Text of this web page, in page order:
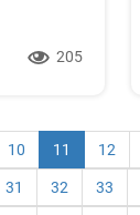
205
10 11 (текущая)
12
31 32 33